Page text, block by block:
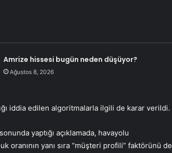
Amrize hissesi bugün neden düşüyor?
Ağustos 8, 2026
iddia edilen algoritmalarla ilgili de karar verildi.
yaptığı açıklamada, havayolu
yanı sıra “müşteri profili” faktörünü de